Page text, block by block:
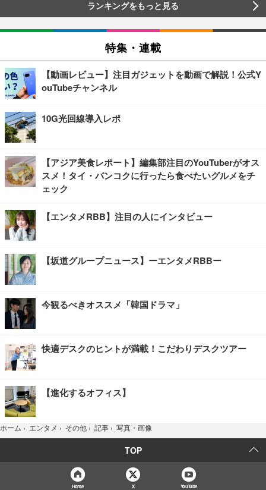
ランキングをもっと見る
特集・連載
【動画レビュー】注目ガジェットを動画で解説！公式Y
ouTubeチャンネル
10G光回線導入レポ
【アジア美食レポート】編集部注目のYouTuberがオス
スメ！タイ・バンコクに行ったら食べたいグルメをチ
ェック
【エンタメRBB】注目の人にインタビュー
【坂道グループニュース】ーエンタメRBBー
今観るべきオススメ「韓国ドラマ」
快適デスクのヒントが満載！こだわりデスクツアー
【進化するオフィス】
ホーム › エンタメ › その他 › 記事 › 写真・画像
TOP
Home X YouTube